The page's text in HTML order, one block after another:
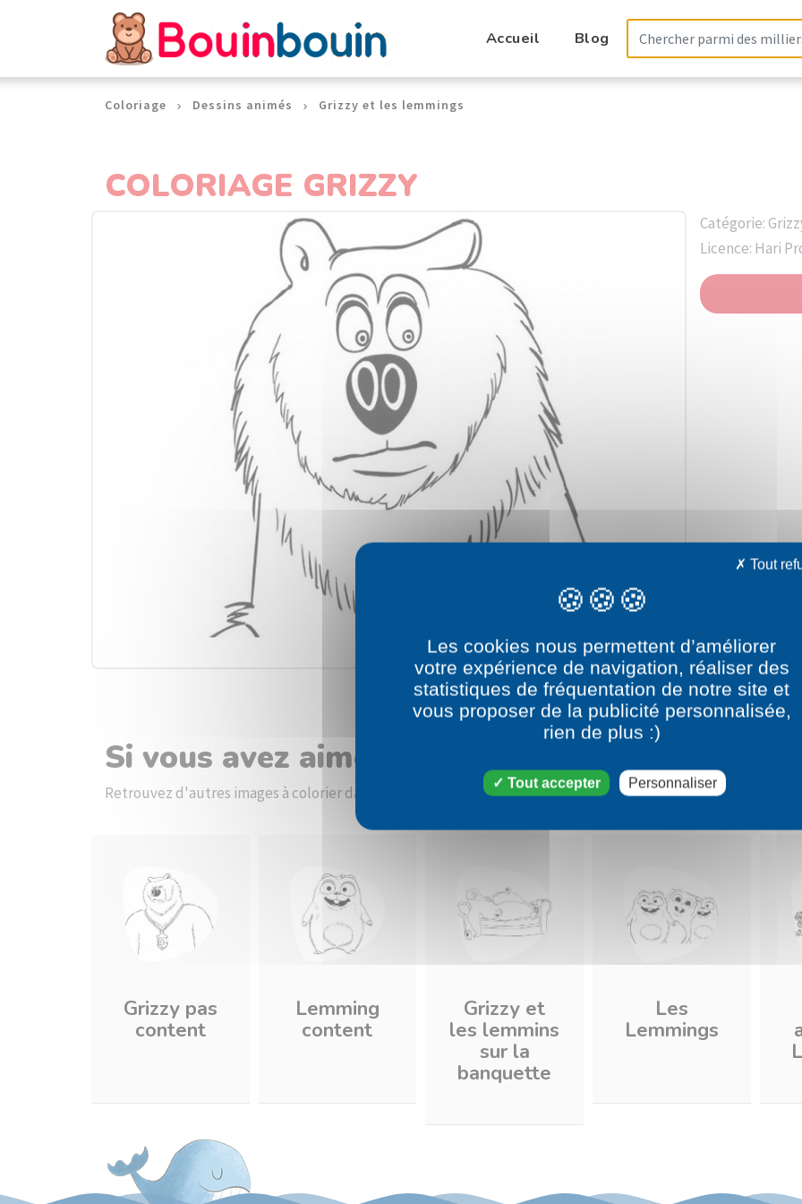
Accueil Blog
Coloriage Dessins animés Grizzy et les lemmings
COLORIAGE GRIZZY
Catégorie:
Licence: Hari
Si vous avez aimé le dessin Grizzy
Retrouvez d'autres images à colorier dans la catégorie dessin Grizzy et les lemmings
Grizzy pas
content
Lemming
content
Grizzy et
les lemmins
sur la
banquette
Les
Lemmings
Panneau de gestion des cookies
Les cookies nous permettent d’améliorer
votre expérience de navigation, réaliser des
statistiques de fréquentation de notre site et
vous proposer de la publicité personnalisée,
rien de plus :)
Tout accepter
Tout
Personnaliser